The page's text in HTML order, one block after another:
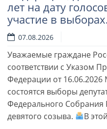
лет на дату
участие в
07.08.2026
Уважаемые граждане
соответствии с Указом
Федерации от 16.06.2026
состоятся выборы
Федерального Собрания
девятого созыва.
В